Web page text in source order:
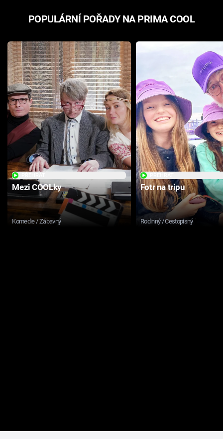
POPULÁRNÍ POŘADY NA PRIMA COOL
Mezi COOLky
Komedie / Zábavný
Fotr na tripu
Rodinný / Cestopisný